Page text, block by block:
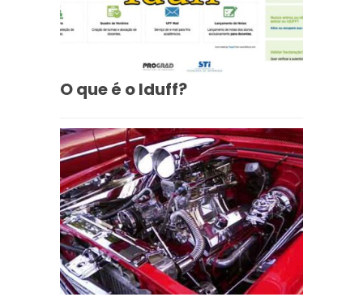
O que é o Iduff?